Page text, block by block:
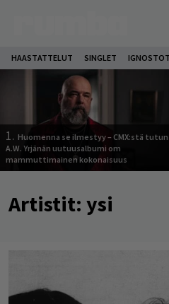
HAASTATTELUT SINGLET IGNOSTOT
1. Huomenna se ilmestyy – CMX:stä tutun
A.W. Yrjänän uutuusalbumi om
mammuttimainen kokonaisuus
Artistit: ysi